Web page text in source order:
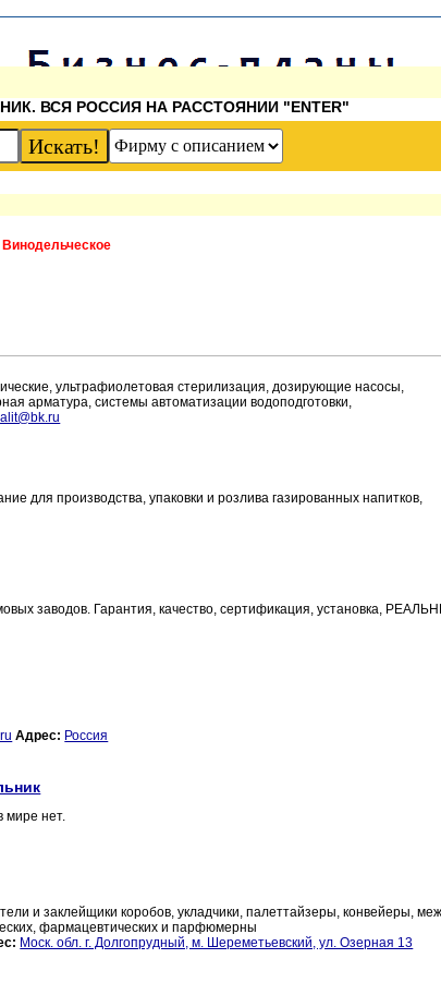
ВСЯ РОССИЯ НА РАССТОЯНИИ "ENTER"
Винодельческое
ультрафиолетовая стерилизация, дозирующие насосы,
арматура, системы автоматизации водоподготовки,
для производства, упаковки и розлива газированных напитков,
заводов. Гарантия, качество, сертификация, установка,
Адрес: Россия
мире нет.
и заклейщики коробов, укладчики, палеттайзеры, конвейеры,
фармацевтических и парфюмерны
Моск. обл. г. Долгопрудный, м. Шереметьевский, ул. Озерная 13